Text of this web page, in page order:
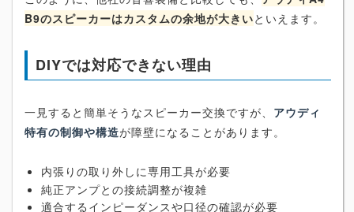
B9のスピーカーはカスタムの余地が大きいといえます。
DIYでは対応できない理由
一見すると簡単そうなスピーカー交換ですが、 アウディ
特有の制御や構造が障壁になることがあります。
内張りの取り外しに専用工具が必要
純正アンプとの接続調整が複雑
適合するインピーダンスや口径の確認が必要